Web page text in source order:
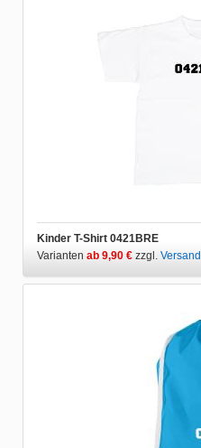
Kinder T-Shirt 0421BRE
Varianten ab 9,90 € zzgl. Versand